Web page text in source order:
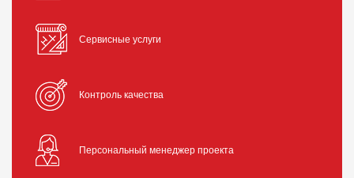
Сервисные услуги
Контроль качества
Персональный менеджер проекта